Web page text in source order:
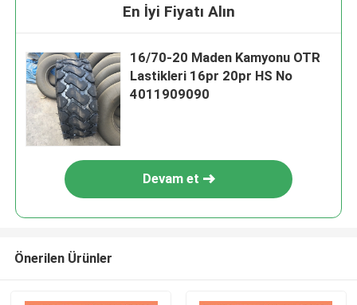
En İyi Fiyatı Alın
16/70-20 Maden Kamyonu OTR
Lastikleri 16pr 20pr HS No
4011909090
Devam et
Önerilen Ürünler